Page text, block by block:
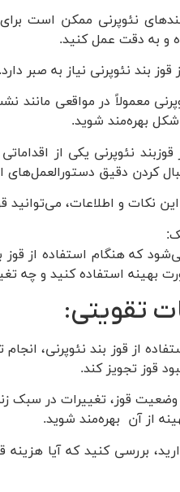
نئوپرنی ممکن است
و به دقت عمل کنید.
قوز بند نئوپرنی نیاز به
معمولاً در مواقعی مانند
بهره‌مند شوید.
قوزبند نئوپرنی یکی از
کردن دقیق دستورالعمل‌های
نکات و اطلاعات، می‌توانید
که هنگام استفاده از
بهینه استفاده کنید و چه
تقویتی:
از قوز بند نئوپرنی،
قوز تجویز کند.
وضعیت قوز، تغییرات در سبک
از آن بهره‌مند شوید.
بررسی کنید که آیا